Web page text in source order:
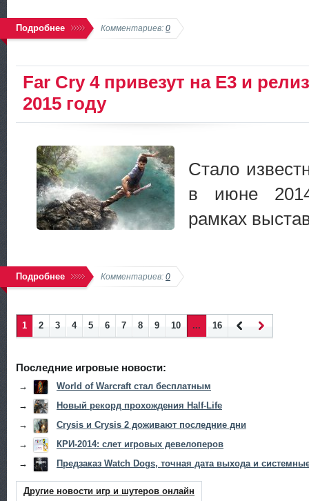
Подробнее Комментариев: 0
Far Cry 4 привезут на E3 и
2015 году
Стало
в июне
рамках
Подробнее Комментариев: 0
1 2 3 4 5 6 7 8 9 10 ...
16
Последние игровые новости:
→
World of Warcraft стал бесплатным
→
Новый рекорд прохождения Half-Life
→
Crysis и Crysis 2 доживают последние дни
→
КРИ-2014: слет игровых девелоперов
→
Предзаказ Watch Dogs, точная дата выхода и
Другие новости игр и шутеров онлайн